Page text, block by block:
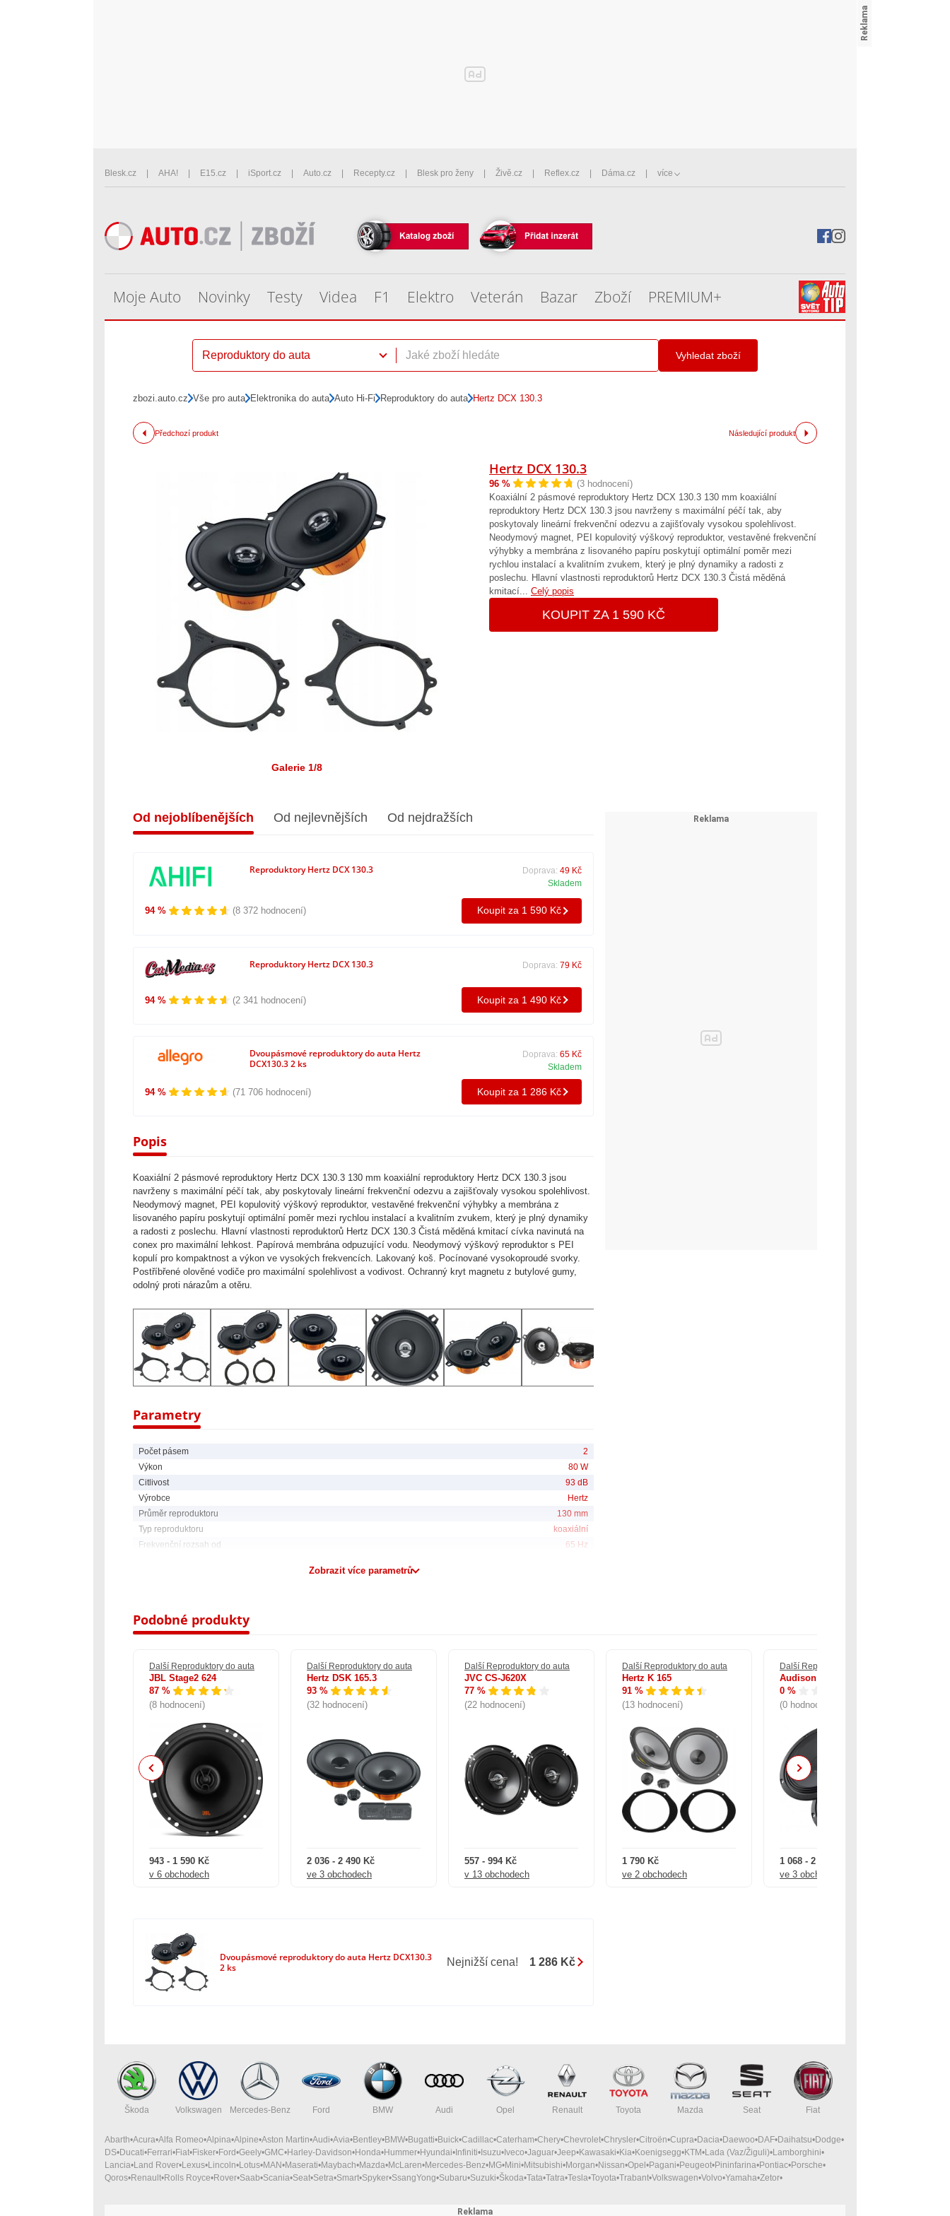
Blesk.cz AHA! E15.cz iSport.cz Auto.cz Recepty.cz Blesk pro ženy Živě.cz Reflex.cz Dáma.cz více
Moje Auto Novinky Testy Videa F1 Elektro Veterán Bazar Zboží PREMIUM+
Reproduktory do auta Vyhledat zboží
zbozi.auto.cz Vše pro auta Elektronika do auta Auto Hi-Fi Reproduktory do auta Hertz DCX 130.3
Předchozí produkt Následující produkt
Galerie 1/8
Hertz DCX 130.3
96 %
(3 hodnocení)
Koaxiální 2 pásmové reproduktory Hertz DCX 130.3 130 mm koaxiální
reproduktory Hertz DCX 130.3 jsou navrženy s maximální péčí tak, aby
poskytovaly lineární frekvenční odezvu a zajišťovaly vysokou spolehlivost.
Neodymový magnet, PEI kopulovitý výškový reproduktor, vestavěné frekvenční
výhybky a membrána z lisovaného papíru poskytují optimální poměr mezi
rychlou instalací a kvalitním zvukem, který je plný dynamiky a radosti z
poslechu. Hlavní vlastnosti reproduktorů Hertz DCX 130.3 Čistá měděná
kmitací... Celý popis
KOUPIT ZA 1 590 KČ
Od nejoblíbenějších Od nejlevnějších Od nejdražších
94 % (8 372 hodnocení)
Reproduktory Hertz DCX 130.3 Doprava: 49 Kč
Skladem
Koupit za 1 590 Kč
94 % (2 341 hodnocení)
Reproduktory Hertz DCX 130.3 Doprava: 79 Kč
Koupit za 1 490 Kč
94 % (71 706 hodnocení)
Dvoupásmové reproduktory do auta Hertz
DCX130.3 2 ks
Doprava: 65 Kč
Skladem
Koupit za 1 286 Kč
Popis
Koaxiální 2 pásmové reproduktory Hertz DCX 130.3 130 mm koaxiální reproduktory Hertz DCX 130.3 jsou
navrženy s maximální péčí tak, aby poskytovaly lineární frekvenční odezvu a zajišťovaly vysokou spolehlivost.
Neodymový magnet, PEI kopulovitý výškový reproduktor, vestavěné frekvenční výhybky a membrána z
lisovaného papíru poskytují optimální poměr mezi rychlou instalací a kvalitním zvukem, který je plný dynamiky
a radosti z poslechu. Hlavní vlastnosti reproduktorů Hertz DCX 130.3 Čistá měděná kmitací cívka navinutá na
conex pro maximální lehkost. Papírová membrána odpuzující vodu. Neodymový výškový reproduktor s PEI
kopulí pro kompaktnost a výkon ve vysokých frekvencích. Lakovaný koš. Pocínované vysokoproudé svorky.
Postříbřené olověné vodiče pro maximální spolehlivost a vodivost. Ochranný kryt magnetu z butylové gumy,
odolný proti nárazům a otěru.
Parametry
Počet pásem
2
Výkon
80 W
Citlivost
93 dB
Výrobce
Hertz
Průměr reproduktoru
130 mm
Typ reproduktoru
koaxiální
Frekvenční rozsah od
65 Hz
Zobrazit více parametrů
Podobné produkty
Další Reproduktory do auta
JBL Stage2 624
87 %
(8 hodnocení)
943 - 1 590 Kč
v 6 obchodech
Další Reproduktory do auta
Hertz DSK 165.3
93 %
(32 hodnocení)
2 036 - 2 490 Kč
ve 3 obchodech
Další Reproduktory do auta
JVC CS-J620X
77 %
(22 hodnocení)
557 - 994 Kč
v 13 obchodech
Další Reproduktory do auta
Hertz K 165
91 %
(13 hodnocení)
1 790 Kč
ve 2 obchodech
Další Reproduktory do auta
Audison AP 6.5
0 %
(0 hodnocení)
1 068 - 2 490 Kč
ve 3 obchodech
Previous Next
Dvoupásmové reproduktory do auta Hertz DCX130.3
2 ks
Nejnižší cena! 1 286 Kč
Škoda Volkswagen Mercedes-Benz Ford BMW Audi Opel Renault Toyota Mazda Seat Fiat
Abarth Acura Alfa Romeo Alpina Alpine Aston Martin Audi Avia Bentley BMW Bugatti Buick Cadillac Caterham Chery Chevrolet Chrysler Citroën Cupra Dacia Daewoo DAF Daihatsu Dodge
DS Ducati Ferrari Fiat Fisker Ford Geely GMC Harley-Davidson Honda Hummer Hyundai Infiniti Isuzu Iveco Jaguar Jeep Kawasaki Kia Koenigsegg KTM Lada (Vaz/Žiguli) Lamborghini
Lancia Land Rover Lexus Lincoln Lotus MAN Maserati Maybach Mazda McLaren Mercedes-Benz MG Mini Mitsubishi Morgan Nissan Opel Pagani Peugeot Pininfarina Pontiac Porsche
Qoros Renault Rolls Royce Rover Saab Scania Seat Setra Smart Spyker SsangYong Subaru Suzuki Škoda Tata Tatra Tesla Toyota Trabant Volkswagen Volvo Yamaha Zetor